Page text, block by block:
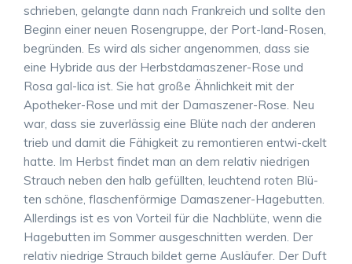
schrieben, gelangte dann nach Frankreich und sollte den
Beginn einer neuen Rosengruppe, der Port-land-Rosen,
begründen. Es wird als sicher angenommen, dass sie
eine Hybride aus der Herbstdamaszener-Rose und
Rosa gal-lica ist. Sie hat große Ähnlichkeit mit der
Apotheker-Rose und mit der Damaszener-Rose. Neu
war, dass sie zuverlässig eine Blüte nach der anderen
trieb und damit die Fähigkeit zu remontieren entwi-ckelt
hatte. Im Herbst findet man an dem relativ niedrigen
Strauch neben den halb gefüllten, leuchtend roten Blü-
ten schöne, flaschenförmige Damaszener-Hagebutten.
Allerdings ist es von Vorteil für die Nachblüte, wenn die
Hagebutten im Sommer ausgeschnitten werden. Der
relativ niedrige Strauch bildet gerne Ausläufer. Der Duft